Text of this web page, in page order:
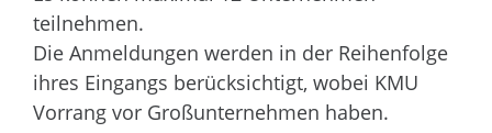
teilnehmen.
Die Anmeldungen werden in der Reihenfolge
ihres Eingangs berücksichtigt, wobei KMU
Vorrang vor Großunternehmen haben.